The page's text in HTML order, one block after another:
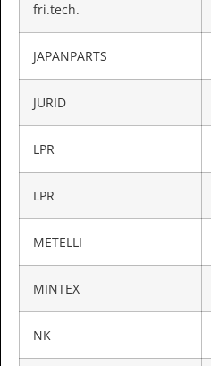
fri.tech.
JAPANPARTS
JURID
LPR
LPR
METELLI
MINTEX
NK